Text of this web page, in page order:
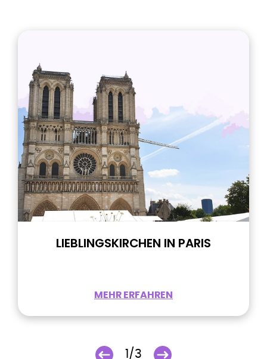
LIEBLINGSKIRCHEN IN PARIS
MEHR ERFAHREN
1/3